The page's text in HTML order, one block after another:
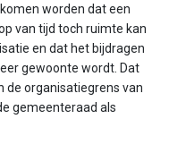
worden dat een
van tijd toch ruimte kan
en dat het bijdragen
gewoonte wordt. Dat
de organisatiegrens van
gemeenteraad als